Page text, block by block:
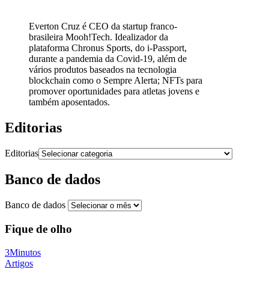
Everton Cruz é CEO da startup franco-
brasileira Mooh!Tech. Idealizador da
plataforma Chronus Sports, do i-Passport,
durante a pandemia da Covid-19, além de
vários produtos baseados na tecnologia
blockchain como o Sempre Alerta; NFTs para
promover oportunidades para atletas jovens e
também aposentados.
Editorias
Editorias
Banco de dados
Banco de dados
Fique de olho
3Minutos
Artigos